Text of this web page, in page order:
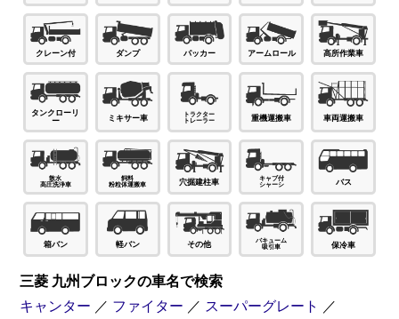
クレーン付 ダンプ パッカー アームロール 高所作業車
タンクローリ
ー
ミキサー車 重機運搬車 車両運搬車
穴掘建柱車 バス
箱バン 軽バン その他 保冷車
三菱 九州ブロックの車名で検索
キャンター ／ ファイター ／ スーパーグレート
／